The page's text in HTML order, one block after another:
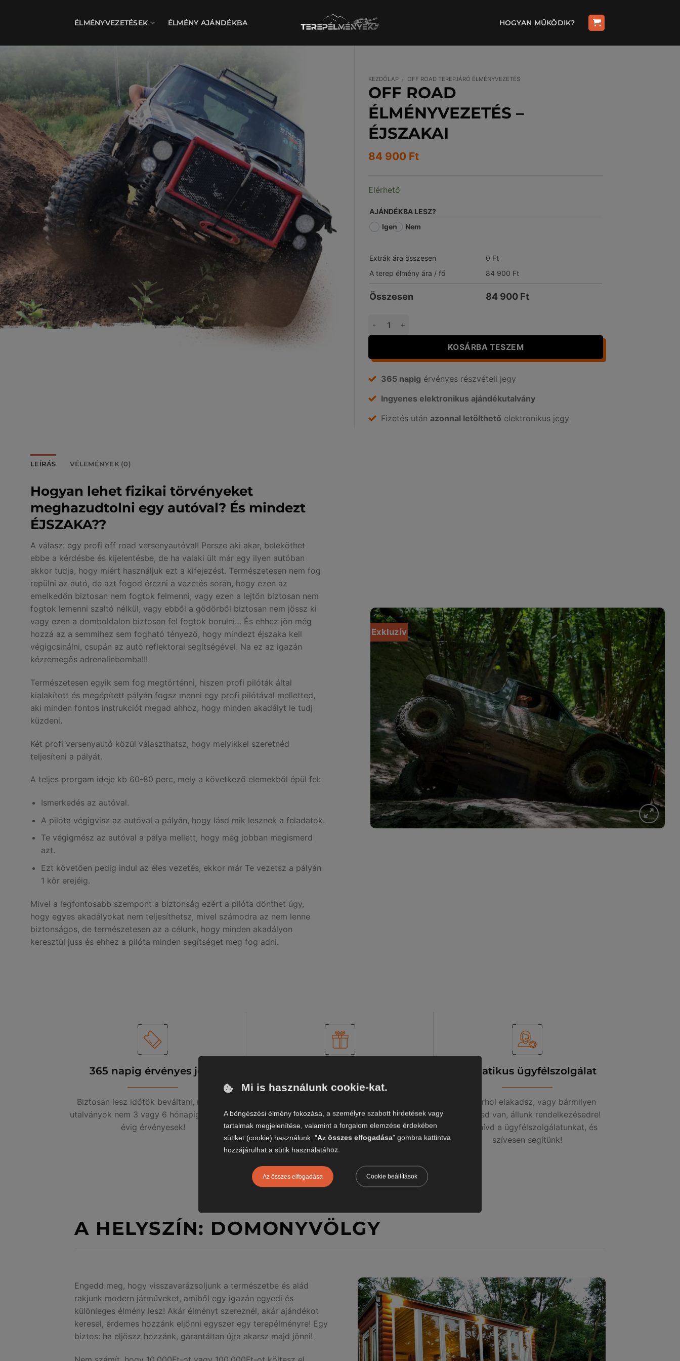
ÉLMÉNYVEZETÉSEK ÉLMÉNY AJÁNDÉKBA HOGYAN MŰKÖDIK?
KEZDŐLAP / OFF ROAD TEREPJÁRÓ ÉLMÉNYVEZETÉS
OFF ROAD
ÉLMÉNYVEZETÉS –
ÉJSZAKAI
84 900 Ft
Elérhető
AJÁNDÉKBA LESZ?
Igen
Nem
Extrák ára összesen 0 Ft
A terep élmény ára / fő
84 900 Ft
Összesen 84 900 Ft
Off Road élményvezetés - éjszakai mennyiség
KOSÁRBA TESZEM
365 napig érvényes részvételi jegy
Ingyenes elektronikus ajándékutalvány
Fizetés után azonnal letölthető elektronikus jegy
LEÍRÁS VÉLEMÉNYEK (0)
Hogyan lehet fizikai törvényeket
meghazudtolni egy autóval? És mindezt
ÉJSZAKA??
A válasz: egy profi off road versenyautóval! Persze aki akar, beleköthet
ebbe a kérdésbe és kijelentésbe, de ha valaki ült már egy ilyen autóban
akkor tudja, hogy miért használjuk ezt a kifejezést. Természetesen nem fog
repülni az autó, de azt fogod érezni a vezetés során, hogy ezen az
emelkedőn biztosan nem fogtok felmenni, vagy ezen a lejtőn biztosan nem
fogtok lemenni szaltó nélkül, vagy ebből a gödörből biztosan nem jössz ki
vagy ezen a domboldalon biztosan fel fogtok borulni… És ehhez jön még
hozzá az a semmihez sem fogható tényező, hogy mindezt éjszaka kell
végigcsinálni, csupán az autó reflektorai segítségével. Na ez az igazán
kézremegős adrenalinbomba!!!
Természetesen egyik sem fog megtörténni, hiszen profi pilóták által
kialakított és megépített pályán fogsz menni egy profi pilótával melletted,
aki minden fontos instrukciót megad ahhoz, hogy minden akadályt le tudj
küzdeni.
Két profi versenyautó közül választhatsz, hogy melyikkel szeretnéd
teljesíteni a pályát.
A teljes prorgam ideje kb 60-80 perc, mely a következő elemekből épül fel:
Ismerkedés az autóval.
A pilóta végigvisz az autóval a pályán, hogy lásd mik lesznek a feladatok.
Te végigmész az autóval a pálya mellett, hogy még jobban megismerd
azt.
Ezt követően pedig indul az éles vezetés, ekkor már Te vezetsz a pályán
1 kör erejéig.
Mivel a legfontosabb szempont a biztonság ezért a pilóta dönthet úgy,
hogy egyes akadályokat nem teljesíthetsz, mivel számodra az nem lenne
biztonságos, de természetesen az a célunk, hogy minden akadályon
keresztül juss és ehhez a pilóta minden segítséget meg fog adni.
Exkluzív
365 napig érvényes jegy
Biztosan lesz időtök beváltani, mivel az
utalványok nem 3 vagy 6 hónapig, hanem 1
évig érvényesek!
minden élményhez, így biztosan tökéletes
lesz az ajándékozás is!
Empatikus ügyfélszolgálat
Ha bárhol elakadsz, vagy bármilyen
kérdésed van, állunk rendelkezésedre!
Csak hívd a ügyfélszolgálatunkat, és
szívesen segítünk!
A HELYSZÍN: DOMONYVÖLGY
Engedd meg, hogy visszavarázsoljunk a természetbe és alád
rakjunk modern járműveket, amiből egy igazán egyedi és
különleges élmény lesz! Akár élményt szereznél, akár ajándékot
keresel, érdemes hozzánk eljönni egyszer egy terepélményre! Egy
biztos: ha eljöszz hozzánk, garantáltan újra akarsz majd jönni!
Mi is használunk cookie-kat.
A böngészési élmény fokozása, a személyre szabott hirdetések vagy
tartalmak megjelenítése, valamint a forgalom elemzése érdekében
sütiket (cookie) használunk. "Az összes elfogadása" gombra kattintva
hozzájárulhat a sütik használatához.
Az összes elfogadása Cookie beállítások